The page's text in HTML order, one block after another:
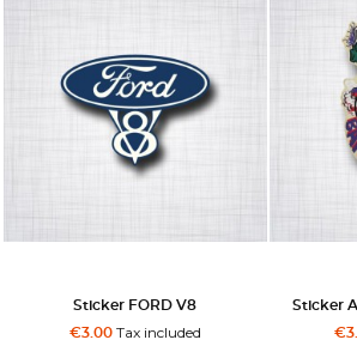
Sticker Amalie Pro Racing Oil.
€3.00